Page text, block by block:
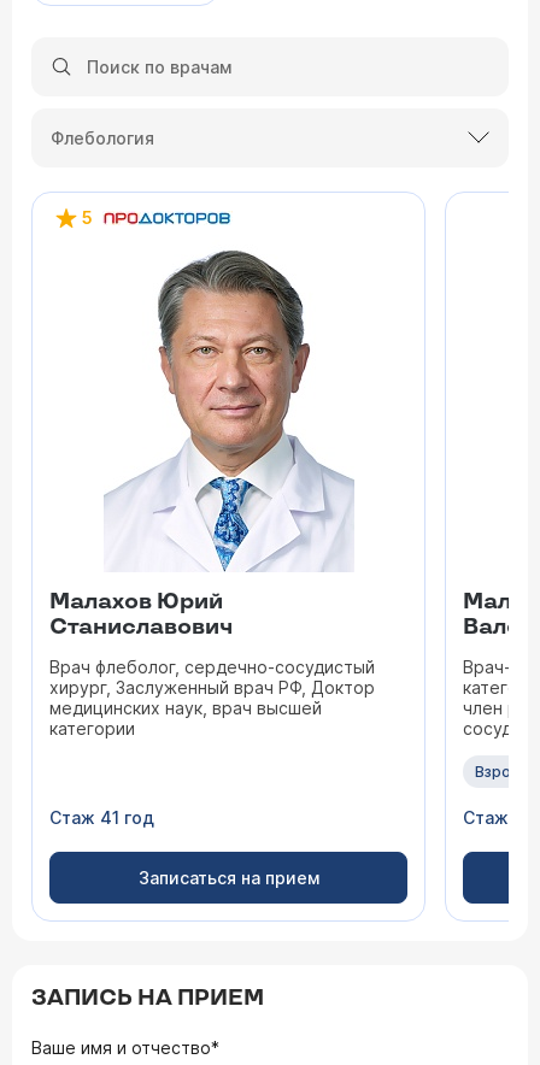
Флебология
5
Малахов Юрий
Станиславович
Врач флеболог, сердечно-сосудистый
хирург, Заслуженный врач РФ, Доктор
медицинских наук, врач высшей
категории
Стаж 41 год
Записаться на прием
Врач-
член
Стаж 32
ЗАПИСЬ НА ПРИЕМ
Ваше имя и отчество*